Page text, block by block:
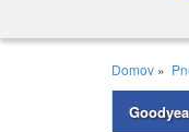
Domov »